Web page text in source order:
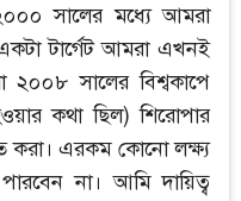
সালের মধ্যে আমরা
টার্গেট আমরা এখনই
সালের বিশ্বকাপে
কথা ছিল) শিরোপার
করা। এরকম কোনো লক্ষ্য
না। আমি দায়িত্ব